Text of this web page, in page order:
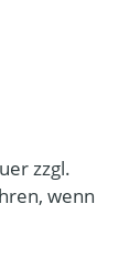
zzgl.
wenn